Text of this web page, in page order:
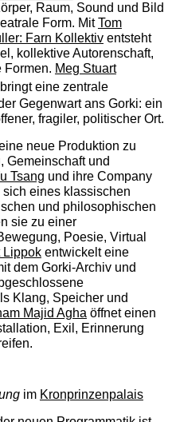
Raum, Sound und Bild
Form. MitTom
Farn Kollektiventsteht
kollektive Autorenschaft,
Formen. Meg Stuart
bringt eine zentrale
Gegenwart ans Gorki: ein
fragiler, politischer Ort.
neue Produktion zu
Gemeinschaft und
Tsang und ihre Company
eines klassischen
und philosophischen
sie zu einer
Poesie, Virtual
Lippokentwickelt eine
dem Gorki-Archiv und
Klang, Speicher und
Majid Aghaöffnet einen
Exil, Erinnerung
im Kronprinzenpalais